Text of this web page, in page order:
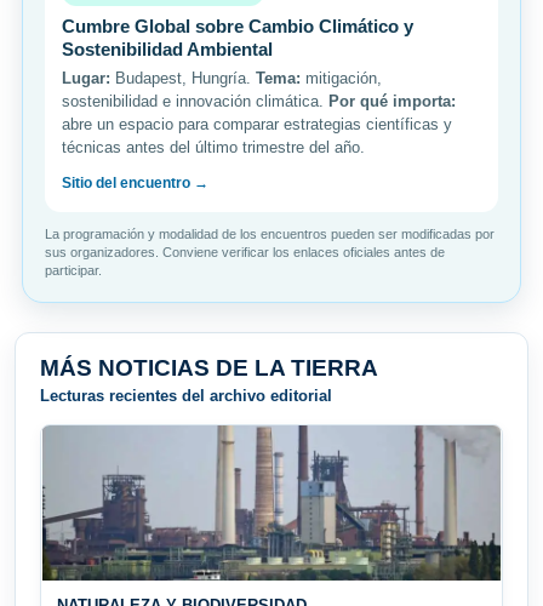
Cumbre Global sobre Cambio Climático y
Sostenibilidad Ambiental
Lugar: Budapest, Hungría. Tema: mitigación,
sostenibilidad e innovación climática. Por qué importa:
abre un espacio para comparar estrategias científicas y
técnicas antes del último trimestre del año.
Sitio del encuentro →
La programación y modalidad de los encuentros pueden ser modificadas por
sus organizadores. Conviene verificar los enlaces oficiales antes de
participar.
MÁS NOTICIAS DE LA TIERRA
Lecturas recientes del archivo editorial